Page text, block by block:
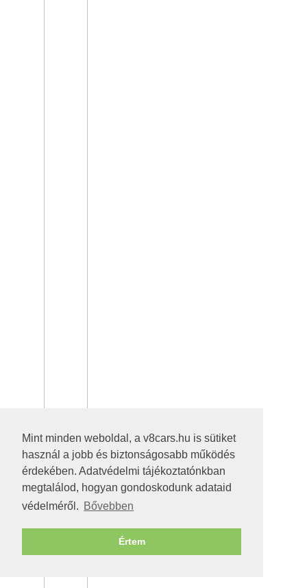
Mint minden weboldal, a v8cars.hu is sütiket
használ a jobb és biztonságosabb működés
érdekében. Adatvédelmi tájékoztatónkban
megtalálod, hogyan gondoskodunk adataid
védelméről. Bővebben
Értem